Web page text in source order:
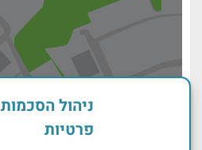
ניהול הסכמות
פרטיות